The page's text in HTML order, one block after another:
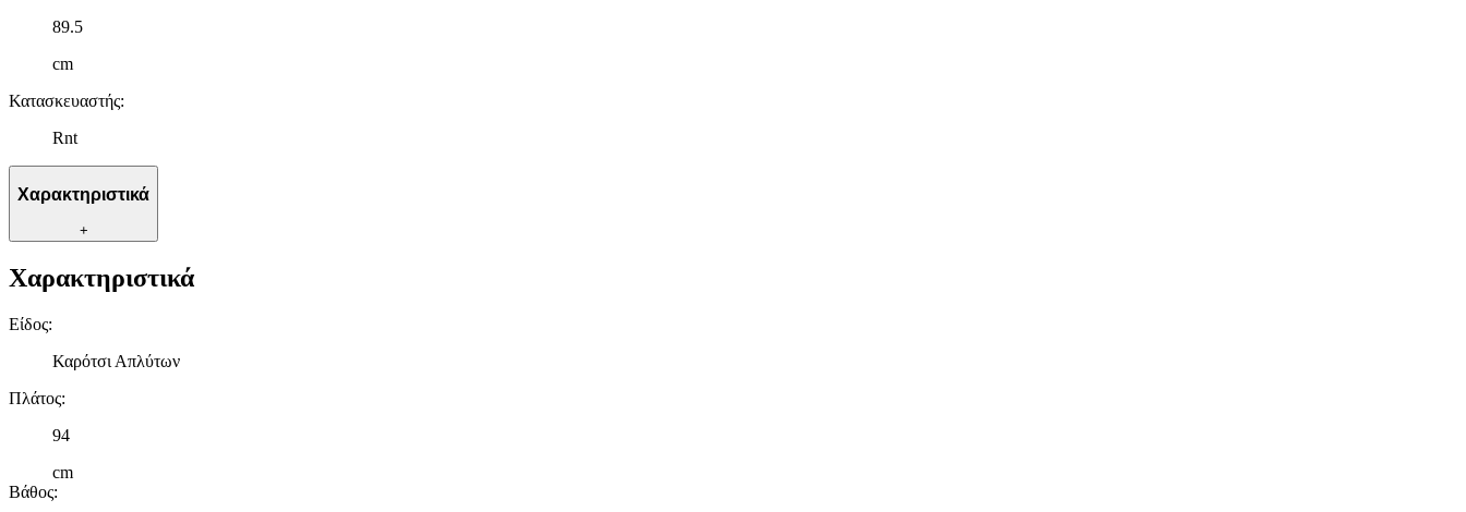
89.5
cm
Κατασκευαστής:
Rnt
Χαρακτηριστικά
+
Χαρακτηριστικά
Είδος:
Καρότσι Απλύτων
Πλάτος:
94
cm
Βάθος: